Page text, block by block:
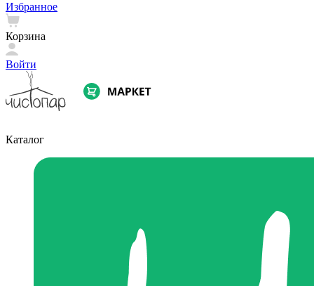
Избранное
Корзина
Войти
Каталог